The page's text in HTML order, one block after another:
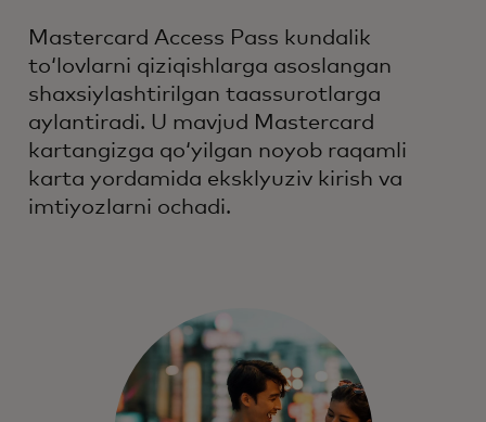
Mastercard Access Pass kundalik
toʻlovlarni qiziqishlarga asoslangan
shaxsiylashtirilgan taassurotlarga
aylantiradi. U mavjud Mastercard
kartangizga qoʻyilgan noyob raqamli
karta yordamida eksklyuziv kirish va
imtiyozlarni ochadi.